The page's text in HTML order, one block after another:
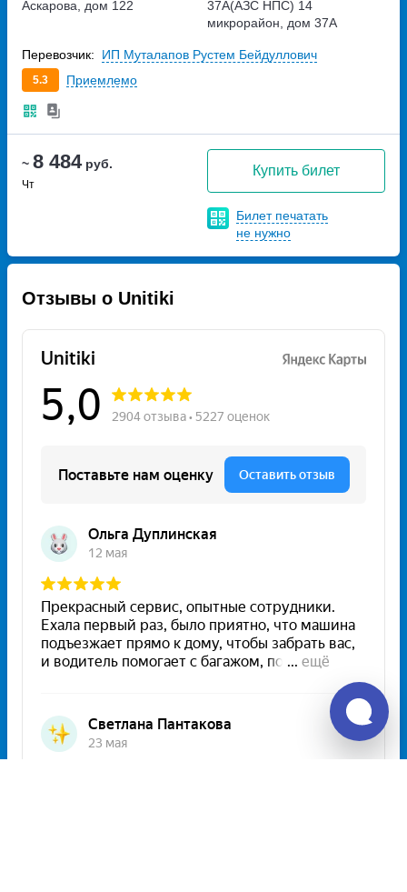
~ 8 484руб.
Чт
Купить билет
Билет печатать
не нужно
Аскарова, дом 122
37А(АЗС НПС) 14
микрорайон, дом 37А
5.3 Приемлемо
Перевозчик: ИП Муталапов Рустем Бейдуллович
Отзывы о Unitiki